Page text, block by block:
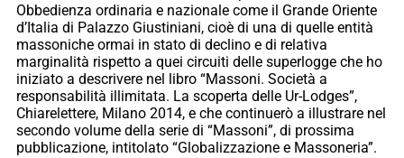
Obbedienza ordinaria e nazionale come il Grande Oriente
d’Italia di Palazzo Giustiniani, cioè di una di quelle entità
massoniche ormai in stato di declino e di relativa
marginalità rispetto a quei circuiti delle superlogge che ho
iniziato a descrivere nel libro “Massoni. Società a
responsabilità illimitata. La scoperta delle Ur-Lodges”,
Chiarelettere, Milano 2014, e che continuerò a illustrare nel
secondo volume della serie di “Massoni”, di prossima
pubblicazione, intitolato “Globalizzazione e Massoneria”.